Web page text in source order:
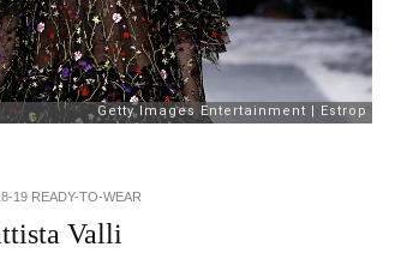
19 READY-TO-WEAR
Valli